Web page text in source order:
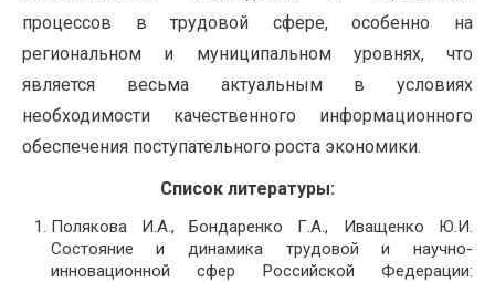
процессов в трудовой сфере, особенно на
региональном и муниципальном уровнях, что
является весьма актуальным в условиях
необходимости качественного информационного
обеспечения поступательного роста экономики.
Список литературы:
Полякова И.А., Бондаренко Г.А., Иващенко Ю.И.
Состояние и динамика трудовой и научно-
инновационной сфер Российской Федерации: